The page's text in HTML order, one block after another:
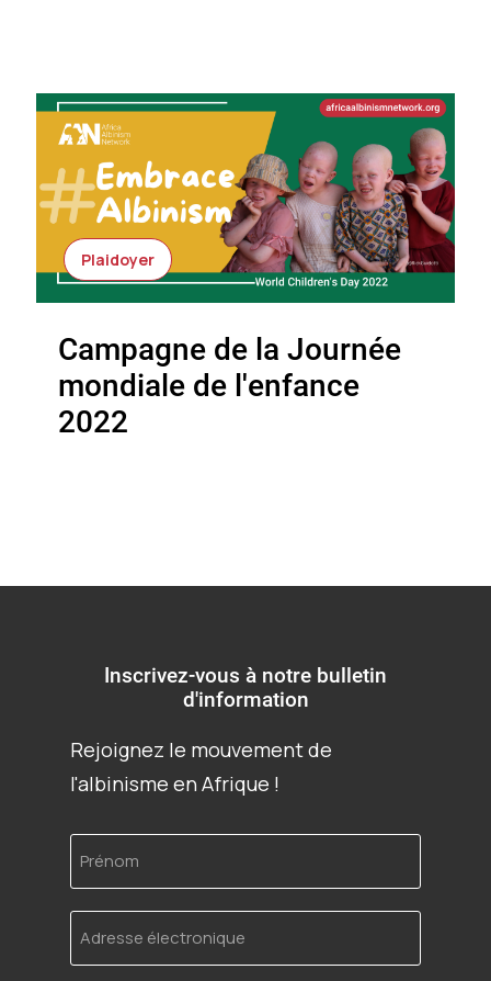
Plaidoyer
Campagne de la Journée
mondiale de l'enfance
2022
Inscrivez-vous à notre bulletin
d'information
Rejoignez le mouvement de
l'albinisme en Afrique !
Prénom
Adresse
électronique